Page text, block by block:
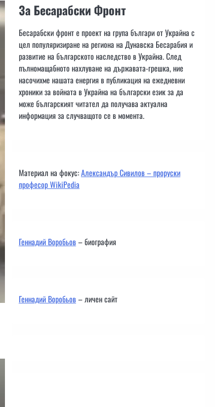
За Бесарабски Фронт
Бесарабски фронт е проект на група българи от Украйна с
цел популяризиране на региона на Дунавска Бесарабия и
развитие на българското наследство в Украйна. След
пълномащабното нахлуване на държавата-грешка, ние
насочихме нашата енергия в публикация на ежедневни
хроники за войната в Украйна на български език за да
може българският читател да получава актуална
информация за случващото се в момента.
Материал на фокус:Александър Сивилов – проруски
професор WikiPedia
Геннадий Воробьов– биография
Геннадий Воробьов– личен сайт